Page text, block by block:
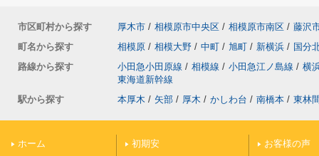
市区町村から探す 厚木市 / 相模原市中央区 / 相模原市南区 / 藤沢
町名から探す
相模原 / 相模大野 / 中町 / 旭町 / 新横浜 / 国分
路線から探す
小田急小田原線 / 相模線 / 小田急江ノ島線 / 横
東海道新幹線
駅から探す
本厚木 / 矢部 / 厚木 / かしわ台 / 南橋本 / 東林
ホーム
初期安
お客様の声